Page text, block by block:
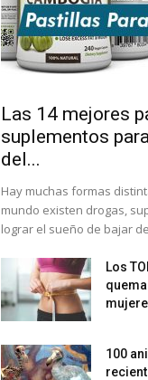
Las 14 mejores
suplementos
del...
Hay muchas formas
mundo existen drogas,
lograr el sueño de bajar
Los
100